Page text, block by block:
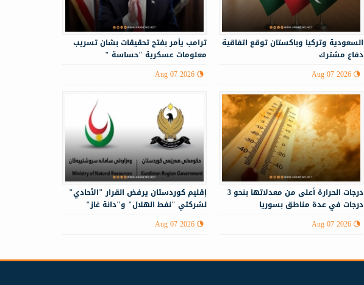
ترامب يأمر بفتح تحقيقات بشان تسريب
معلومات عسكرية "حساسة "
Aug 07 2026
السعودية وتركيا وباكستان توقع اتفاقية
دفاع مشترك
Aug 07 2026
إقليم كوردستان يرفض القرار "الأحادي"
لشركتي "نفط الهلال" و"دانة غاز"
Aug 07 2026
درجات الحرارة أعلى من معدلاتها بنحو 3
درجات في عدة مناطق بسوريا
Aug 07 2026